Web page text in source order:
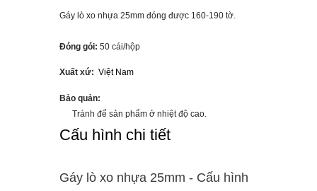
Gáy lò xo nhựa 25mm đóng được 160-190 tờ.
Đóng gói: 50 cái/hộp
Xuất xứ: Việt Nam
Bảo quản:
Tránh để sản phẩm ở nhiệt độ cao.
Cấu hình chi tiết
Gáy lò xo nhựa 25mm - Cấu hình